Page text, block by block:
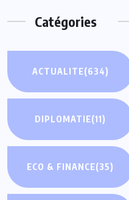
Catégories
ACTUALITE(634)
DIPLOMATIE(11)
ECO & FINANCE(35)